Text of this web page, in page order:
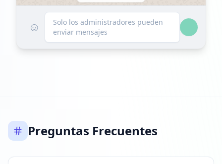
Seguidores disminuyeron: -154
10:46
☺
Solo los administradores pueden
enviar mensajes
Preguntas Frecuentes